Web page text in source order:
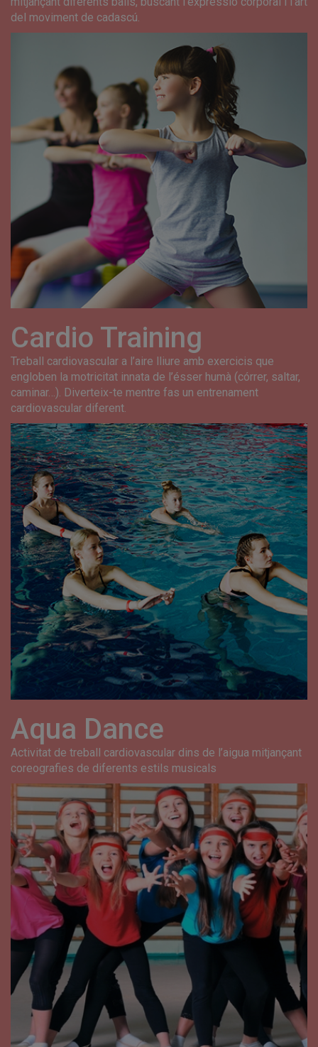
del moviment de cadascú.
Cardio Training
Treball cardiovascular a l’aire lliure amb exercicis que
engloben la motricitat innata de l’ésser humà (córrer, saltar,
caminar…). Diverteix-te mentre fas un entrenament
cardiovascular diferent.
Aqua Dance
Activitat de treball cardiovascular dins de l’aigua mitjançant
coreografies de diferents estils musicals